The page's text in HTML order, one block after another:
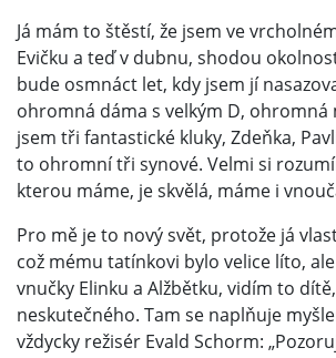
Já mám to štěstí, že jsem ve
Evičku a teď v dubnu, shodou
bude osmnáct let, kdy jsem jí
ohromná dáma s velkým D, ohromná
jsem tři fantastické kluky, Zdeňka,
to ohromní tři synové. Velmi si
kterou máme, je skvělá, máme i
Pro mě je to nový svět, protože já
což mému tatínkovi bylo velice líto,
vnučky Elinku a Alžbětku, vidím to
neskutečného. Tam se naplňuje
vždycky režisér Evald Schorm: